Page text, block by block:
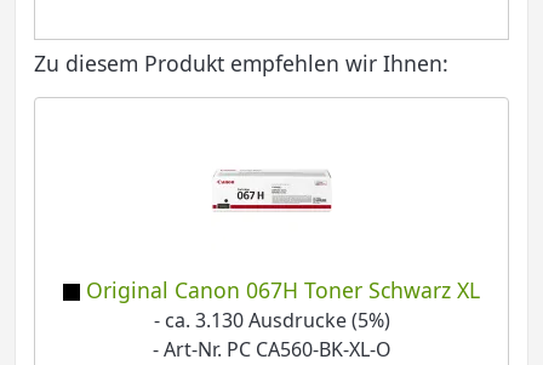
Zu diesem Produkt empfehlen wir Ihnen:
Original Canon 067H Toner Schwarz XL
- ca. 3.130 Ausdrucke (5%)
- Art-Nr. PC CA560-BK-XL-O